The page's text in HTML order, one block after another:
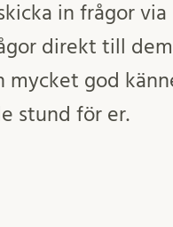
in frågor via
direkt till
mycket god
stund för er.